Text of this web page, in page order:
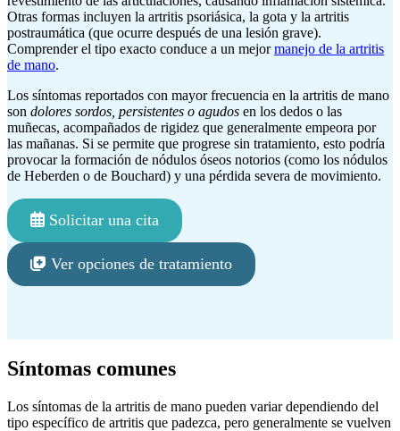
Otras formas incluyen la artritis psoriásica, la gota y la artritis
postraumática (que ocurre después de una lesión grave).
Comprender el tipo exacto conduce a un mejormanejo de la artritis
de mano.
Los síntomas reportados con mayor frecuencia en la artritis de mano
son dolores sordos, persistentes o agudos en los dedos o las
muñecas, acompañados de rigidez que generalmente empeora por
las mañanas. Si se permite que progrese sin tratamiento, esto podría
provocar la formación de nódulos óseos notorios (como los nódulos
de Heberden o de Bouchard) y una pérdida severa de movimiento.
Solicitar una cita
Ver opciones de tratamiento
Síntomas comunes
Los síntomas de la artritis de mano pueden variar dependiendo del
tipo específico de artritis que padezca, pero generalmente se vuelven